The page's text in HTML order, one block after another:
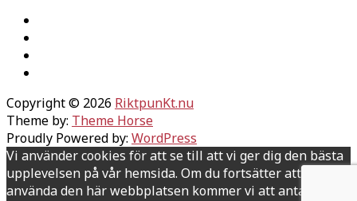
Copyright © 2026 RiktpunKt.nu
Theme by: Theme Horse
Proudly Powered by: WordPress
Vi använder cookies för att se till att vi ger dig den bästa
upplevelsen på vår hemsida. Om du fortsätter att
använda den här webbplatsen kommer vi att anta att du